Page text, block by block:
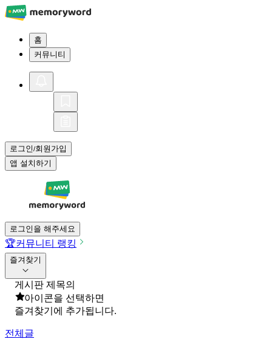
홈
커뮤니티
로그인/회원가입
앱 설치하기
로그인을 해주세요
🏆커뮤니티 랭킹
즐겨찾기
게시판 제목의
아이콘을 선택하면
즐겨찾기에 추가됩니다.
전체글